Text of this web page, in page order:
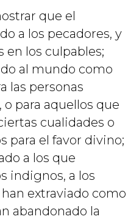
que el
a los pecadores, y
en los culpables;
al mundo como
las personas
para aquellos que
cualidades o
para el favor divino;
a los que
indignos, a los
extraviado como
abandonado la